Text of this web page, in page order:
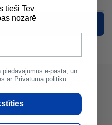
produktiem
1 2
kādu no produktiem?
tieši Tev
nozarē
e-pastā, un
ar Privātuma politiku.